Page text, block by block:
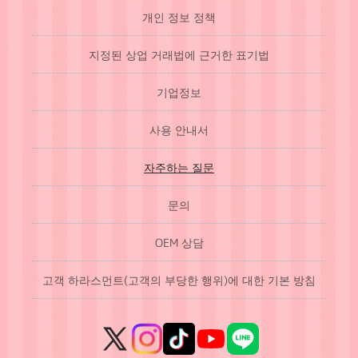
개인 정보 정책
지정된 상업 거래법에 근거한 표기법
기업정보
사용 안내서
자주하는 질문
문의
OEM 상담
고객 하라스먼트(고객의 부당한 행위)에 대한 기본 방침
X InstagramTikTokYouTubeLINE